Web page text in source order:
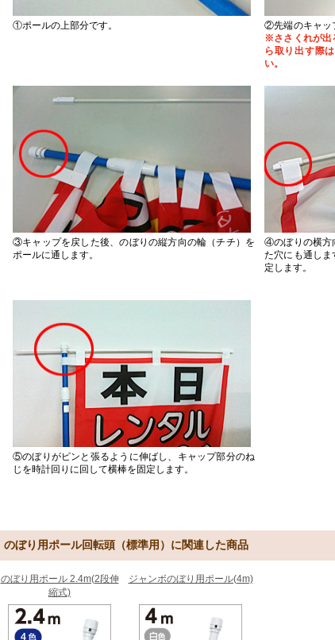
①ポールの上部分です。
②先端のキャッ
※ささくれが出
ら取り出す際
い。
③キャップを戻した後、のぼりの縦方向の輪（チチ）を
ポールに通します。
④のぼりの横方
た穴にも通し
定します。
⑤のぼりがピンと張るように伸ばし、キャップ部分のね
じを時計回りに回して横棒を固定します。
のぼり用ポール回転頭（標準用）に関連した商品
のぼり用ポール 2.4m(2段伸
縮式)
ジャンボのぼり用ポール(4m)